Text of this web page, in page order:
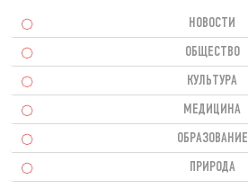
НОВОСТИ
ОБЩЕСТВО
КУЛЬТУРА
МЕДИЦИНА
ОБРАЗОВАНИЕ
ПРИРОДА